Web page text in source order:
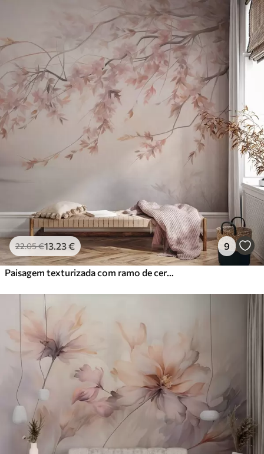
22.05€13.23€ 9
Paisagem texturizada com ramo de cerejeira em flor, folhas cor-de-rosa, fundo suave e nebuloso